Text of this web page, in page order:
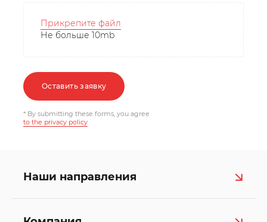
Прикрепите файл
Не больше 10mb
Оставить заявку
* By submitting these forms, you agree
to the privacy policy
Наши направления